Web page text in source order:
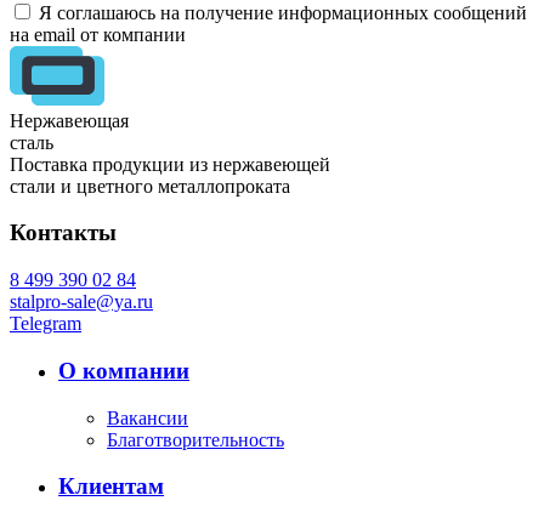
Я соглашаюсь на получение информационных сообщений
на email от компании
Нержавеющая
сталь
Поставка продукции из нержавеющей
стали и цветного металлопроката
Контакты
8 499 390 02 84
stalpro-sale@ya.ru
Telegram
О компании
Вакансии
Благотворительность
Клиентам